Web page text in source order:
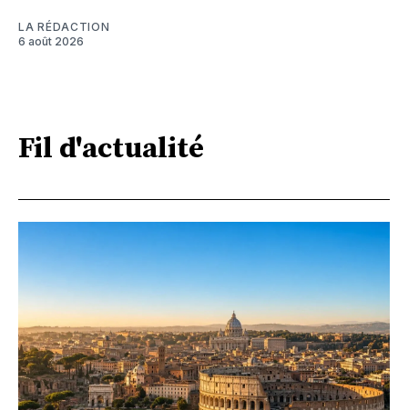
LA RÉDACTION
6 août 2026
Fil d'actualité